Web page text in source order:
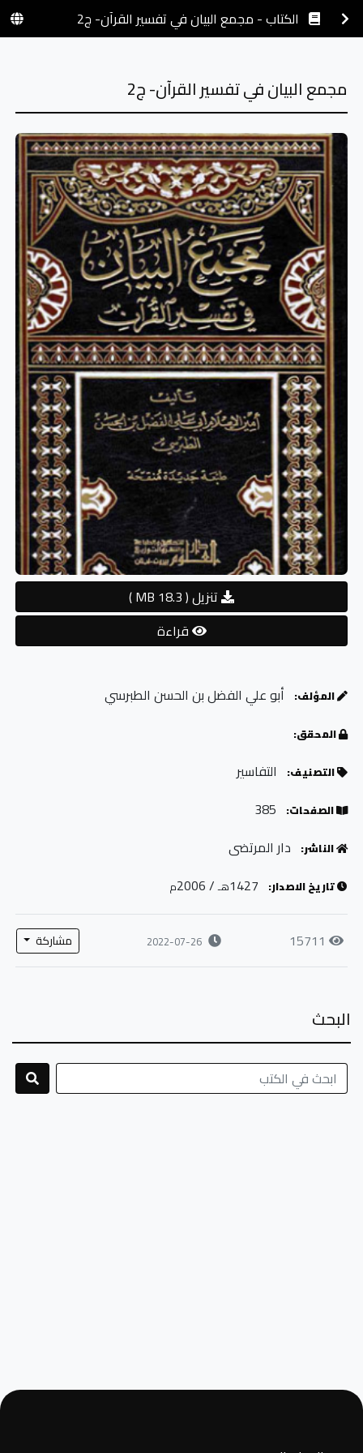
الكتاب - مجمع البيان في تفسير القرآن- ج2
مجمع البيان في تفسير القرآن- ج2
تنزيل( 18.3 MB )
قراءة
المؤلف: أبو علي الفضل بن الحسن الطبرسي
المحقق:
التصنيف:
التفاسير
الصفحات: 385
الناشر: دار المرتضى
تاريخ الاصدار: 1427هـ/ 2006 م
15711
2022-07-26 مشاركة
البحث